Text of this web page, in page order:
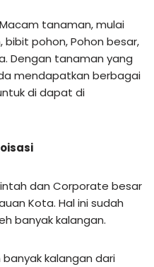
tanaman, mulai
bibit pohon, Pohon besar,
Dengan tanaman yang
mendapatkan berbagai
di dapat di
dan Corporate besar
Kota. Hal ini sudah
banyak kalangan.
kalangan dari